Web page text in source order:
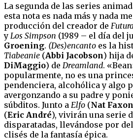
La segunda de las series
esta nota es nada más y nada
producción del creador de
y Los Simpson (1989 – el día del
Groening. (Des)encanto es la
Tiabeanie (Abbi Jacobson) hija
DiMaggio) de Dreamland.
popularmente, no es una
pendenciera, alcohólica y algo
avergonzando a su padre y
súbditos. Junto a Elfo (Nat Faxon
(Eric André), vivirán una serie
disparatadas, llevándose por
clisés de la fantasía épica.